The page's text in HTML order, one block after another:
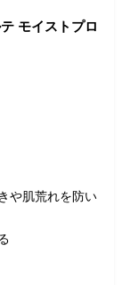
モイストプロ
や肌荒れを防い